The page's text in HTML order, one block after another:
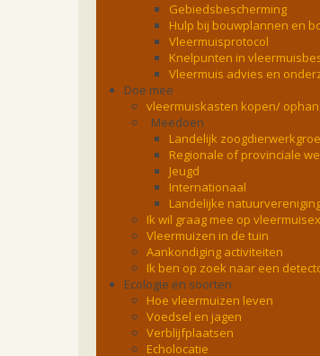
Gebiedsbescherming
Hulp bij bouwplannen en
Vleermuisprotocol
Knelpunten in
Vleermuis advies en
Doe mee
vleermuiskasten kopen/
Meedoen
Landelijk
Regionale of provinciale
Jeugd
Internationaal
Landelijke
Ik wil graag mee op
Vleermuizen in de tuin
Aankondiging activiteiten
Ik ben op zoek naar een
Ecologie en soorten
Hoe vleermuizen leven
Voedsel en jagen
Verblijfplaatsen
Echolocatie